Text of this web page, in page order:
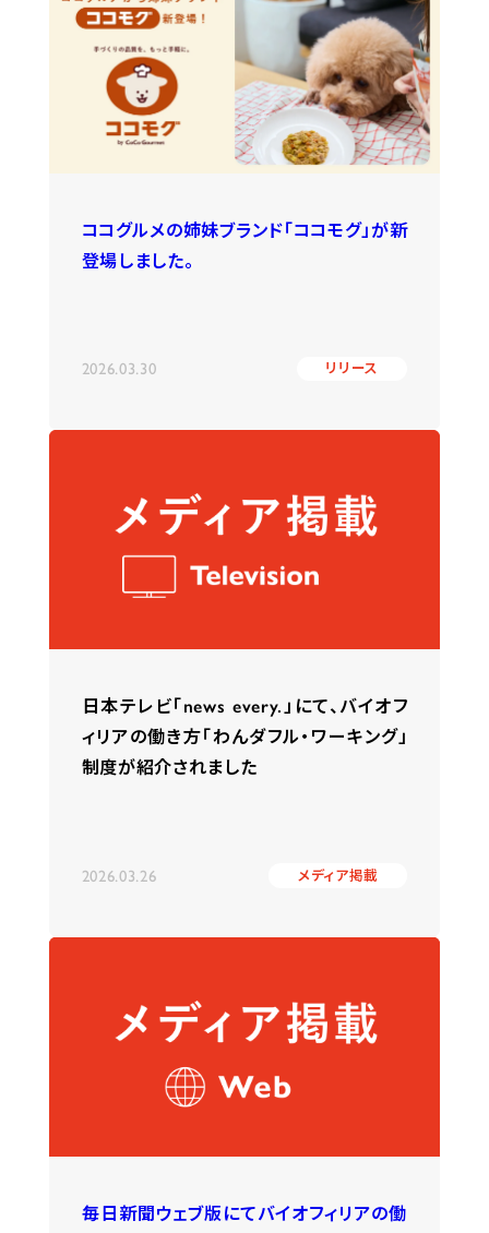
ココグルメの姉妹ブランド「ココモグ」が新
登場しました。
2026.03.30 リリース
日本テレビ「news every.」にて、バイオフ
ィリアの働き方「わんダフル・ワーキング」
制度が紹介されました
2026.03.26 メディア掲載
毎日新聞ウェブ版にてバイオフィリアの働